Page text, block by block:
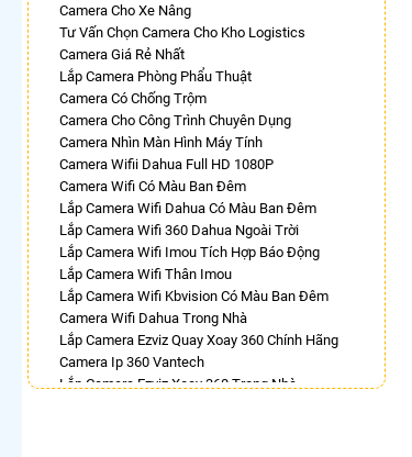
Camera Cho Xe Nâng
Tư Vấn Chọn Camera Cho Kho Logistics
Camera Giá Rẻ Nhất
Lắp Camera Phòng Phẩu Thuật
Camera Có Chống Trộm
Camera Cho Công Trình Chuyên Dụng
Camera Nhìn Màn Hình Máy Tính
Camera Wifii Dahua Full HD 1080P
Camera Wifi Có Màu Ban Đêm
Lắp Camera Wifi Dahua Có Màu Ban Đêm
Lắp Camera Wifi 360 Dahua Ngoài Trời
Lắp Camera Wifi Imou Tích Hợp Báo Động
Lắp Camera Wifi Thân Imou
Lắp Camera Wifi Kbvision Có Màu Ban Đêm
Camera Wifi Dahua Trong Nhà
Lắp Camera Ezviz Quay Xoay 360 Chính Hãng
Camera Ip 360 Vantech
Lắp Camera Ezviz Xoay 360 Trong Nhà